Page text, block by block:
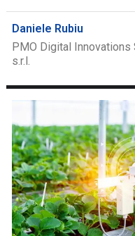
Daniele Rubiu
PMO Digital
s.r.l.